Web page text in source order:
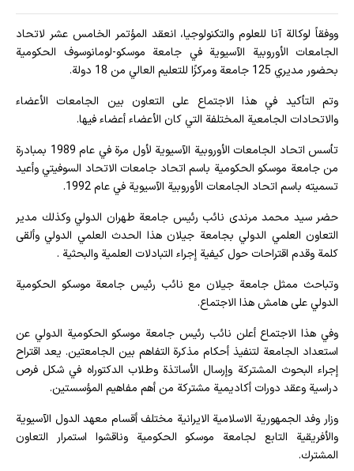
ووفقاً لوكالة آنا للعلوم والتكنولوجيا، انعقد المؤتمر الخامس عشر لاتحاد
الجامعات الأوروبية الآسيوية في جامعة موسكو-لومانوسوف الحكومية
بحضور مديري 125 جامعة ومركزًا للتعليم العالي من 18 دولة.
وتم التأكيد في هذا الاجتماع على التعاون بين الجامعات الأعضاء
والاتحادات الجامعية المختلفة التي كان الأعضاء أعضاء فيها.
تأسس اتحاد الجامعات الأوروبية الآسيوية لأول مرة في عام 1989 بمبادرة
من جامعة موسكو الحكومية باسم اتحاد جامعات الاتحاد السوفيتي وأعيد
تسميته باسم اتحاد الجامعات الأوروبية الآسيوية في عام 1992.
حضر سید محمد مرندی نائب رئيس جامعة طهران الدولي وكذلك مدير
التعاون العلمي الدولي بجامعة جيلان هذا الحدث العلمي الدولي وألقى
كلمة وقدم اقتراحات حول كيفية إجراء التبادلات العلمية والبحثية .
وتباحث ممثل جامعة جيلان مع نائب رئيس جامعة موسكو الحكومية
الدولي على هامش هذا الاجتماع.
وفي هذا الاجتماع أعلن نائب رئيس جامعة موسكو الحكومية الدولي عن
استعداد الجامعة لتنفيذ أحكام مذكرة التفاهم بين الجامعتين. يعد اقتراح
إجراء البحوث المشتركة وإرسال الأساتذة وطلاب الدكتوراه في شكل فرص
دراسية وعقد دورات أكاديمية مشتركة من أهم مفاهيم المؤسستين.
وزار وفد الجمهورية الاسلامية الايرانية مختلف أقسام معهد الدول الآسيوية
والأفريقية التابع لجامعة موسكو الحكومية وناقشوا استمرار التعاون
المشترك.